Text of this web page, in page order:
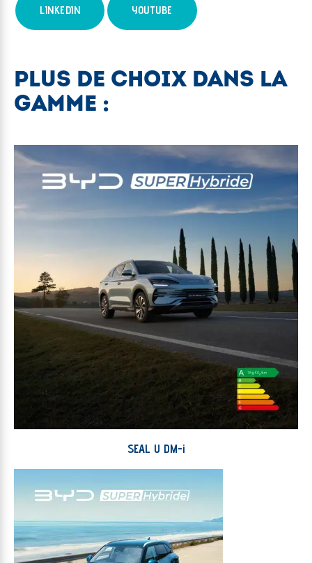
LINKEDIN YOUTUBE
PLUS DE CHOIX DANS LA
GAMME :
SEAL U DM-i